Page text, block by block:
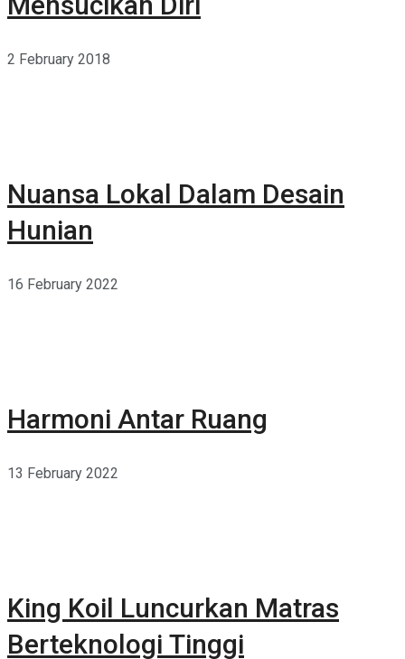
2 February 2018
Nuansa Lokal Dalam Desain
Hunian
16 February 2022
Harmoni Antar Ruang
13 February 2022
King Koil Luncurkan Matras
Berteknologi Tinggi